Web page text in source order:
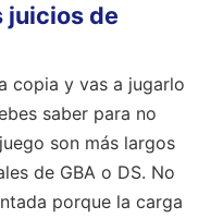
juicios de
copia y vas a jugarlo
saber para no
son más largos
de GBA o DS. No
porque la carga